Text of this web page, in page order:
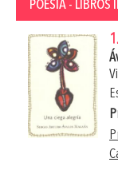
POESÍA - LIBROS